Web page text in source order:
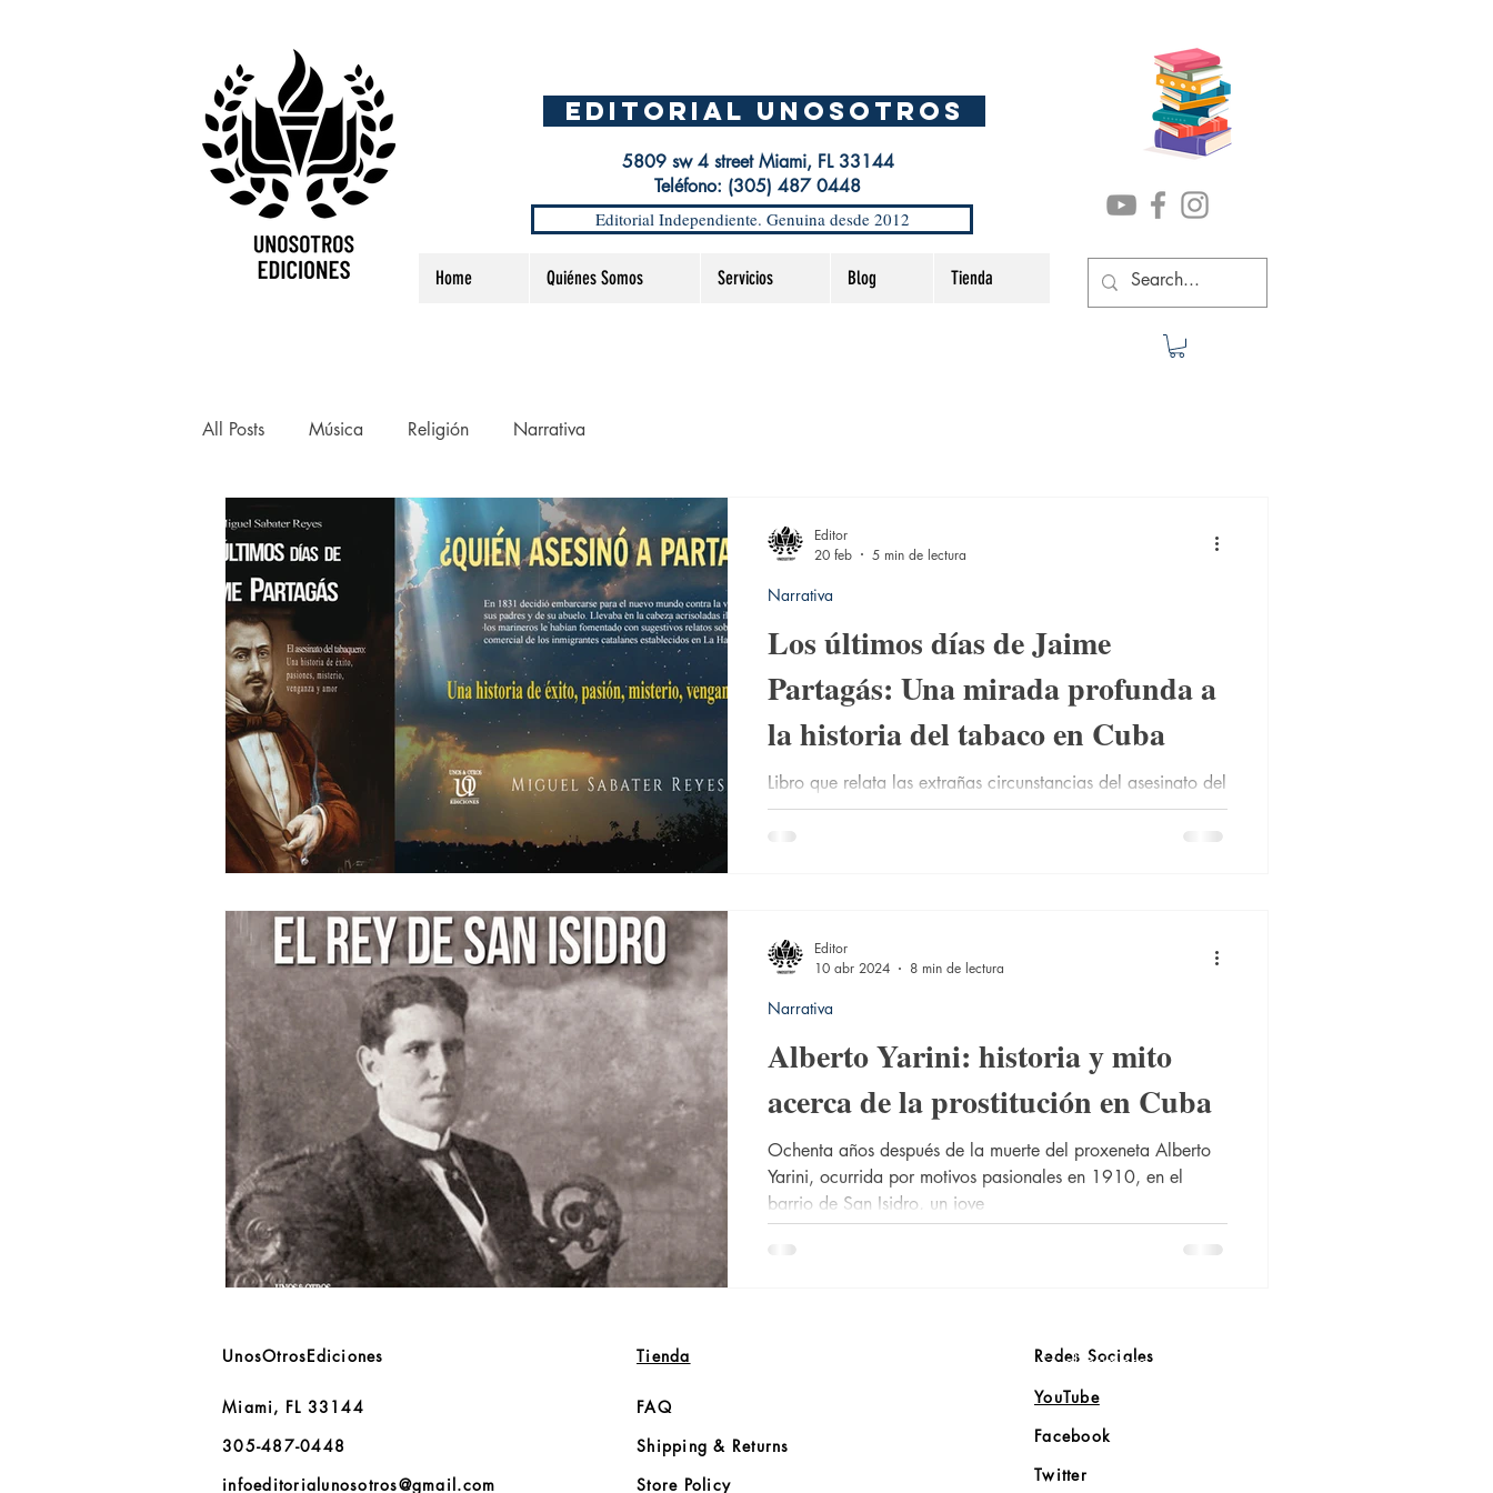
EDITORIAL UnosOtros
5809 sw 4 street Miami, FL 33144
Teléfono: (305) 487 0448
Editorial Independiente. Genuina desde 2012
Home Quiénes Somos Servicios Blog Tienda
All Posts Música Religión Narrativa
Los últimos días de Jaime
Partagás: Una mirada profunda a
la historia del tabaco en Cuba
Libro que relata las extrañas circunstancias del asesinato del
tabaquero catalán radicado en Cuba Jaime Partagás
Narrativa
Editor
20 feb
5 min de lectura
Alberto Yarini: historia y mito
acerca de la prostitución en Cuba
Ochenta años después de la muerte del proxeneta Alberto
Yarini, ocurrida por motivos pasionales en 1910, en el
barrio de San Isidro, un jove
Narrativa
Editor
10 abr 2024
8 min de lectura
UnosOtrosEdiciones Tienda Redes Sociales
Sé el primero en saber
Miami, FL 33144
305-487-0448
infoeditorialunosotros@gmail.com
FAQ
Shipping & Returns
Store Policy
YouTube
Facebook
Twitter